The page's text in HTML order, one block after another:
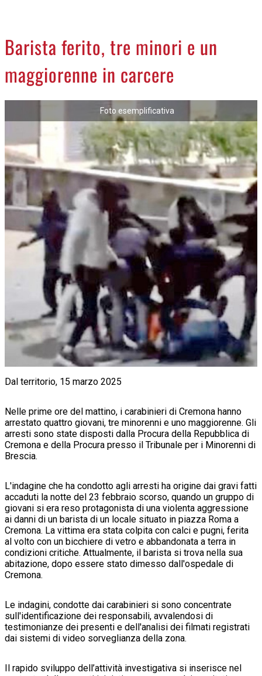
LA PIAZZA
ANIMALI
ACCEDI
Barista ferito, tre minori e un
maggiorenne in carcere
Foto esemplificativa
Dal territorio, 15 marzo 2025
Nelle prime ore del mattino, i carabinieri di Cremona hanno
arrestato quattro giovani, tre minorenni e uno maggiorenne. Gli
arresti sono state disposti dalla Procura della Repubblica di
Cremona e della Procura presso il Tribunale per i Minorenni di
Brescia.
L'indagine che ha condotto agli arresti ha origine dai gravi fatti
accaduti la notte del 23 febbraio scorso, quando un gruppo di
giovani si era reso protagonista di una violenta aggressione
ai danni di un barista di un locale situato in piazza Roma a
Cremona. La vittima era stata colpita con calci e pugni, ferita
al volto con un bicchiere di vetro e abbandonata a terra in
condizioni critiche. Attualmente, il barista si trova nella sua
abitazione, dopo essere stato dimesso dall'ospedale di
Cremona.
Le indagini, condotte dai carabinieri si sono concentrate
sull'identificazione dei responsabili, avvalendosi di
testimonianze dei presenti e dell'analisi dei filmati registrati
dai sistemi di video sorveglianza della zona.
Il rapido sviluppo dell’attività investigativa si inserisce nel